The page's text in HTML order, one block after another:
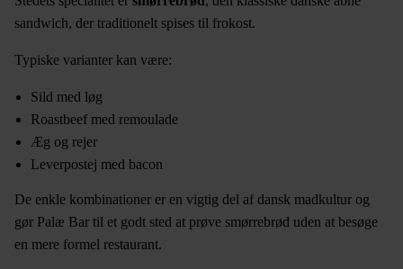
sandwich, der traditionelt spises til frokost.
Typiske varianter kan være:
Sild med løg
Roastbeef med remoulade
Æg og rejer
Leverpostej med bacon
De enkle kombinationer er en vigtig del af dansk madkultur og
gør Palæ Bar til et godt sted at prøve smørrebrød uden at besøge
en mere formel restaurant.